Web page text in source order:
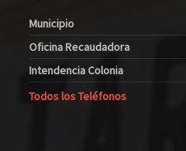
Municipio
Oficina Recaudadora
Intendencia Colonia
Todos los Teléfonos